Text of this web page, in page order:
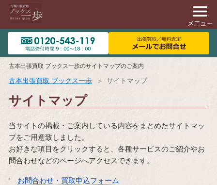
古本出張買取 ブックス一歩のサイトマップのご案内
古本出張買取 ブックス一歩 サイトマップ
サイトマップ
当サイトの掲載・ご案内している内容をまとめたサイトマッ
プをご用意致しました。
お好きな項目をクリックすると、各種サービスのご紹介やお
問合わせなどのページへアクセスできます。
お問合わせ・買取申込フォーム